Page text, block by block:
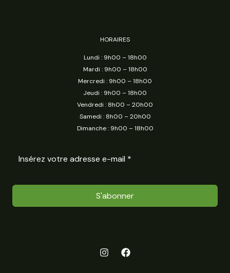
HORAIRES
Lundi : 9h00 – 18h00
Mardi : 9h00 – 18h00
Mercredi : 9h00 – 18h00
Jeudi : 9h00 – 18h00
Vendredi : 8h00 – 20h00
Samedi : 8h00 – 20h00
Dimanche : 9h00 – 18h00
S'abonner